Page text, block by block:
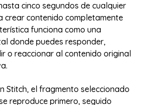
cinco segundos de cualquier
crear contenido completamente
funciona como una
donde puedes responder,
o reaccionar al contenido original
Stitch, el fragmento seleccionado
reproduce primero, seguido